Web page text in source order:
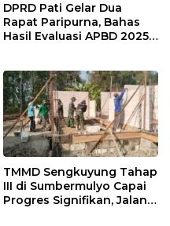
DPRD Pati Gelar Dua
Rapat Paripurna, Bahas
Hasil Evaluasi APBD 2025
TMMD Sengkuyung Tahap
III di Sumbermulyo Capai
Progres Signifikan, Jalan